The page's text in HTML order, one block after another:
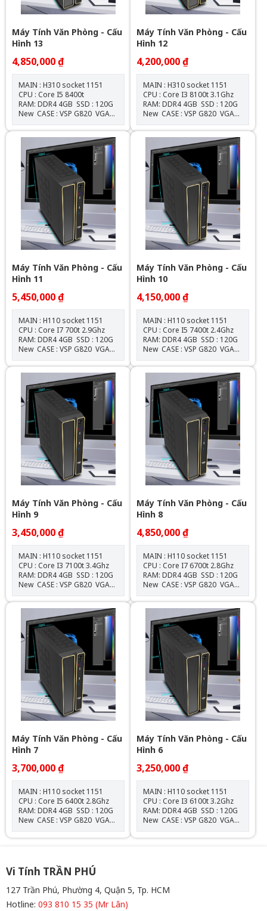
Máy Tính Văn Phòng - Cấu
Hình 13
4,850,000 ₫
MAIN : H310 socket 1151
CPU : Core I5 8400t
RAM: DDR4 4GB SSD : 120G
New CASE : VSP G820 VGA
: Onboard NGUỒN :
550W New
Máy Tính Văn Phòng - Cấu
Hình 12
4,200,000 ₫
MAIN : H310 socket 1151
CPU : Core I3 8100t 3.1Ghz
RAM: DDR4 4GB SSD : 120G
New CASE : VSP G820 VGA
: Onboard NGUỒN :
550W New
Máy Tính Văn Phòng - Cấu
Hình 11
5,450,000 ₫
MAIN : H110 socket 1151
CPU : Core I7 700t 2.9Ghz
RAM: DDR4 4GB SSD : 120G
New CASE : VSP G820 VGA
: Onboard NGUỒN :
550W New
Máy Tính Văn Phòng - Cấu
Hình 10
4,150,000 ₫
MAIN : H110 socket 1151
CPU : Core I5 7400t 2.4Ghz
RAM: DDR4 4GB SSD : 120G
New CASE : VSP G820 VGA
: Onboard NGUỒN :
550W New Tặng Gói bảo
dưỡng vệ sinh miễn phí trọn
đời Miễn phí cài Windows &
Office
Máy Tính Văn Phòng - Cấu
Hình 9
3,450,000 ₫
MAIN : H110 socket 1151
CPU : Core I3 7100t 3.4Ghz
RAM: DDR4 4GB SSD : 120G
New CASE : VSP G820 VGA
: Onboard NGUỒN :
550W New Tặng Gói bảo
dưỡng vệ sinh miễn phí trọn
đời Miễn phí cài Windows &
Office
Máy Tính Văn Phòng - Cấu
Hình 8
4,850,000 ₫
MAIN : H110 socket 1151
CPU : Core I7 6700t 2.8Ghz
RAM: DDR4 4GB SSD : 120G
New CASE : VSP G820 VGA
: Onboard NGUỒN :
550W New Tặng Gói bảo
dưỡng vệ sinh miễn phí trọn
đời Miễn phí cài Windows &
Office
Máy Tính Văn Phòng - Cấu
Hình 7
3,700,000 ₫
MAIN : H110 socket 1151
CPU : Core I5 6400t 2.8Ghz
RAM: DDR4 4GB SSD : 120G
New CASE : VSP G820 VGA
: Onboard NGUỒN :
550W New Tặng Gói bảo
Office
Máy Tính Văn Phòng - Cấu
Hình 6
3,250,000 ₫
MAIN : H110 socket 1151
CPU : Core I3 6100t 3.2Ghz
RAM: DDR4 4GB SSD : 120G
New CASE : VSP G820 VGA
: Onboard NGUỒN :
550W New Tặng Gói bảo
Vi Tính TRẦN PHÚ
127 Trần Phú, Phường 4, Quận 5, Tp. HCM
Hotline: 093 810 15 35 (Mr Lân)